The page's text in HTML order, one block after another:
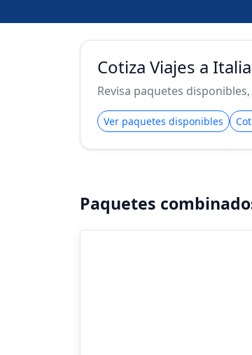
Cotiza Viajes a
Revisa paquetes
Ver paquetes disponibles
Paquetes